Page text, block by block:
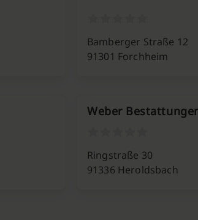
Bamberger Straße 12
91301 Forchheim
Weber
Ringstraße 30
91336 Heroldsbach